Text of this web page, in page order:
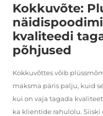
Kokkuvõte:
kvaliteedi
põhjused
Kokkuvõttes võib
maksma päris palju, kuid
kui on vaja tagada
ka klientide rahulolu.